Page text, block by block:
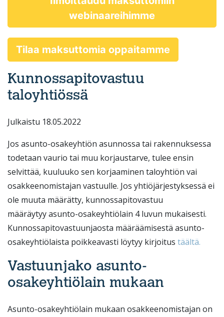
webinaareihimme
Tilaa maksuttomia oppaitamme
Kunnossapitovastuu
taloyhtiössä
Julkaistu 18.05.2022
Jos asunto-osakeyhtiön asunnossa tai rakennuksessa
todetaan vaurio tai muu korjaustarve, tulee ensin
selvittää, kuuluuko sen korjaaminen taloyhtiön vai
osakkeenomistajan vastuulle. Jos yhtiöjärjestyksessä ei
ole muuta määrätty, kunnossapitovastuu
määräytyy asunto-osakeyhtiölain 4 luvun mukaisesti.
Kunnossapitovastuunjaosta määräämisestä asunto-
osakeyhtiölaista poikkeavasti löytyy kirjoitus täältä.
Vastuunjako asunto-
osakeyhtiölain mukaan
Asunto-osakeyhtiölain mukaan osakkeenomistajan on